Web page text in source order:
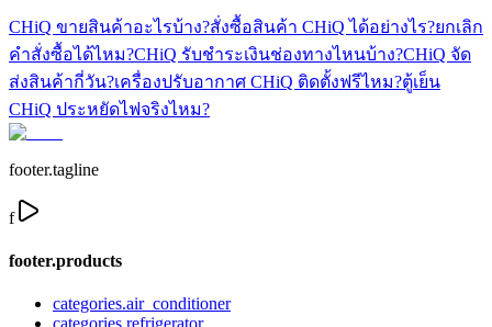
CHiQ ขายสินค้าอะไรบ้าง?สั่งซื้อสินค้า CHiQ ได้อย่างไร?ยกเลิก
คำสั่งซื้อได้ไหม?CHiQ รับชำระเงินช่องทางไหนบ้าง?CHiQ จัด
ส่งสินค้ากี่วัน?เครื่องปรับอากาศ CHiQ ติดตั้งฟรีไหม?ตู้เย็น
CHiQ ประหยัดไฟจริงไหม?
footer.tagline
f
footer.products
categories.air_conditioner